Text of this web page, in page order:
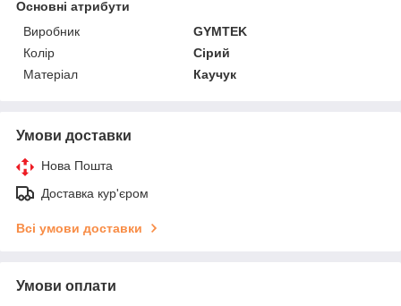
Основні атрибути
Виробник
GYMTEK
Колір
Сірий
Матеріал
Каучук
Умови доставки
Нова Пошта
Доставка кур'єром
Всі умови доставки
Умови оплати